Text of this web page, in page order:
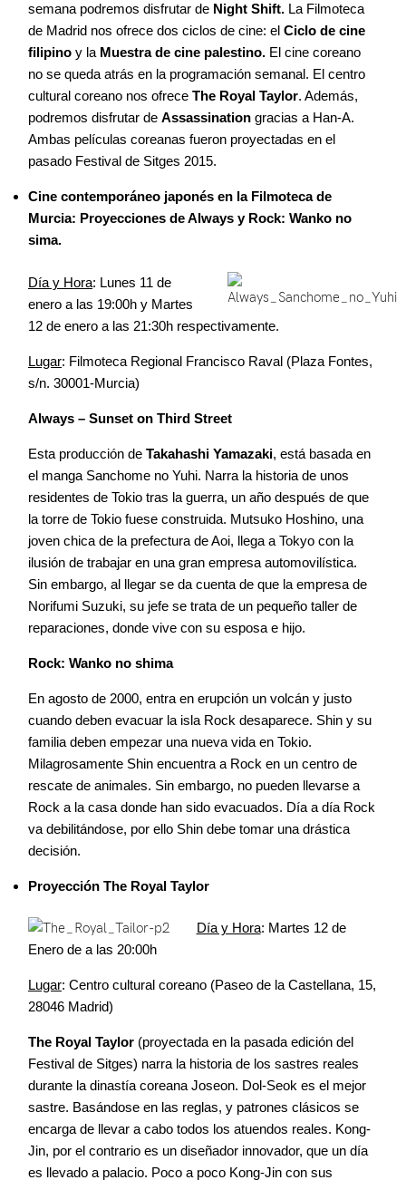
semana podremos disfrutar de Night Shift. La Filmoteca
de Madrid nos ofrece dos ciclos de cine: el Ciclo de cine
filipino y la Muestra de cine palestino. El cine coreano
no se queda atrás en la programación semanal. El centro
cultural coreano nos ofrece The Royal Taylor. Además,
podremos disfrutar de Assassination gracias a Han-A.
Ambas películas coreanas fueron proyectadas en el
pasado Festival de Sitges 2015.
Cine contemporáneo japonés en la Filmoteca de
Murcia: Proyecciones de Always y Rock: Wanko no
sima.
Día y Hora: Lunes 11 de
enero a las 19:00h y Martes
12 de enero a las 21:30h respectivamente.
Lugar: Filmoteca Regional Francisco Raval (Plaza Fontes,
s/n. 30001-Murcia)
Always – Sunset on Third Street
Esta producción de Takahashi Yamazaki, está basada en
el manga Sanchome no Yuhi. Narra la historia de unos
residentes de Tokio tras la guerra, un año después de que
la torre de Tokio fuese construida. Mutsuko Hoshino, una
joven chica de la prefectura de Aoi, llega a Tokyo con la
ilusión de trabajar en una gran empresa automovilística.
Sin embargo, al llegar se da cuenta de que la empresa de
Norifumi Suzuki, su jefe se trata de un pequeño taller de
reparaciones, donde vive con su esposa e hijo.
Rock: Wanko no shima
En agosto de 2000, entra en erupción un volcán y justo
cuando deben evacuar la isla Rock desaparece. Shin y su
familia deben empezar una nueva vida en Tokio.
Milagrosamente Shin encuentra a Rock en un centro de
rescate de animales. Sin embargo, no pueden llevarse a
Rock a la casa donde han sido evacuados. Día a día Rock
va debilitándose, por ello Shin debe tomar una drástica
decisión.
Proyección The Royal Taylor
Día y Hora: Martes 12 de
Enero de a las 20:00h
Lugar: Centro cultural coreano (Paseo de la Castellana, 15,
28046 Madrid)
The Royal Taylor (proyectada en la pasada edición del
Festival de Sitges) narra la historia de los sastres reales
durante la dinastía coreana Joseon. Dol-Seok es el mejor
sastre. Basándose en las reglas, y patrones clásicos se
encarga de llevar a cabo todos los atuendos reales. Kong-
Jin, por el contrario es un diseñador innovador, que un día
es llevado a palacio. Poco a poco Kong-Jin con sus
Contacto
©2026 COPYRIGHT FLOTHEMES